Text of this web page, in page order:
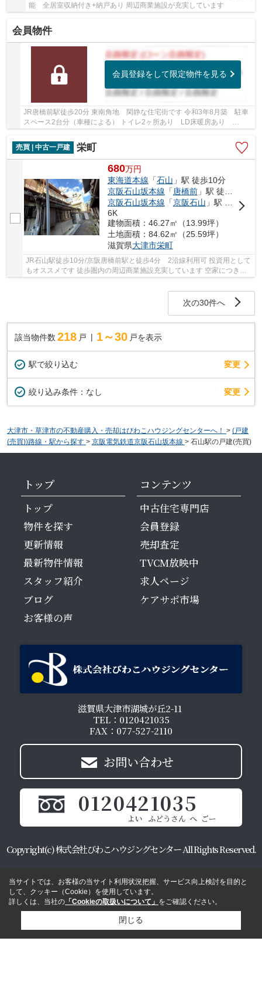
能 全居室収納付き+納戸あり 周辺商業施設が充実しています
会員物件
会員登録をして限定物件を見る
JR唐橋前駅徒歩20分 東南角地 閑静な住宅街です 令和3年8月築 駐車
スペース2台分（車種による） トイレ2ヶ所あり LD床暖房あり
売買 | 中古一戸建
栄町
680万円
東海道本線 「石山 」駅 徒歩10分
京阪石山坂本線 「 唐橋前」駅 徒歩4分
京阪石山坂本線 「京阪石山 」駅 徒歩10分
6K
建物面積：46.27㎡（13.99坪）
土地面積：84.62㎡（25.59坪）
滋賀県大津市栄町
JR石山駅徒歩10分/京阪唐橋前駅と徒歩4分 2沿線利用可 投資用として
もオススメです 徒歩圏内の周辺商業施設充実しています 空家につき即
次の30件へ
該当物件数 218 戸 1～30 戸を表示
駅で絞り込む 変更
絞り込み条件： なし 変更
大津市・草津市の不動産購入・売却はびわこハウジングセンターへ！ > (戸建
(売買))路線・駅から探す > 京阪電気鉄道京阪石山坂本線 > 石山駅の戸建(売買)
トップ
トップ
物件を探す
更新情報
最新物件情報
スタッフ紹介
ブログ
お客様の声
コンテンツ
中古住宅専門店
会員登録
売却査定
TVCM放映中
求人ページ
ケアサポ市場
滋賀県大津市湖城が丘2-11
TEL：0120421035
FAX：077-527-2110
お問い合わせ
0120421035
Copyright(c) 株式会社びわこハウジングセンター All Rights Reserved.
当サイトでは、お客様の当サイト利用状況把握、サービス向上検討を目的と
して、クッキー（Cookie）を使用しています。
詳しくは、当社の 「Cookieの取扱いについて」 をご確認ください。
閉じる